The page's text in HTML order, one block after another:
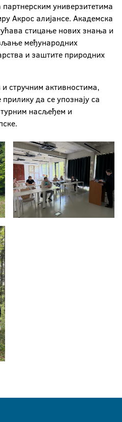
универзитетима
Акрос алијансе. Академска
стицање нових знања и
међународних
и заштите природних
стручним активностима,
да се упознају са
насљеђем и